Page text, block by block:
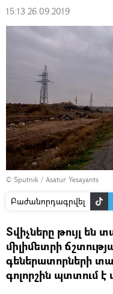
15:13 26.09.2019
© Sputnik / Asatur Yesayants
Բաժանորդագրվել
Տվիչները թույլ են
միլիմետրի
գեներատորների
գոլորշին պտտում է